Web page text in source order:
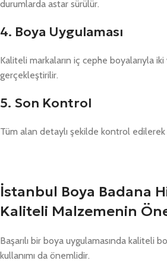
durumlarda astar sürülür.
4. Boya Uygulaması
Kaliteli markaların iç cephe boyalarıyla
gerçekleştirilir.
5. Son Kontrol
Tüm alan detaylı şekilde kontrol edilerek
İstanbul Boya Badana
Kaliteli Malzemenin
Başarılı bir boya uygulamasında kaliteli
kullanımı da önemlidir.